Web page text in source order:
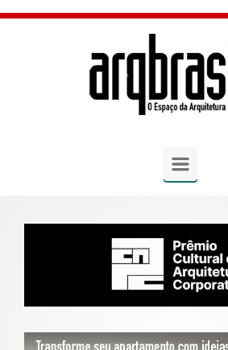
Skip to main content